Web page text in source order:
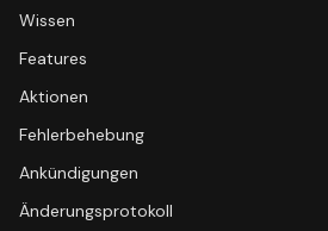
Wissen
Features
Aktionen
Fehlerbehebung
Ankündigungen
Änderungsprotokoll